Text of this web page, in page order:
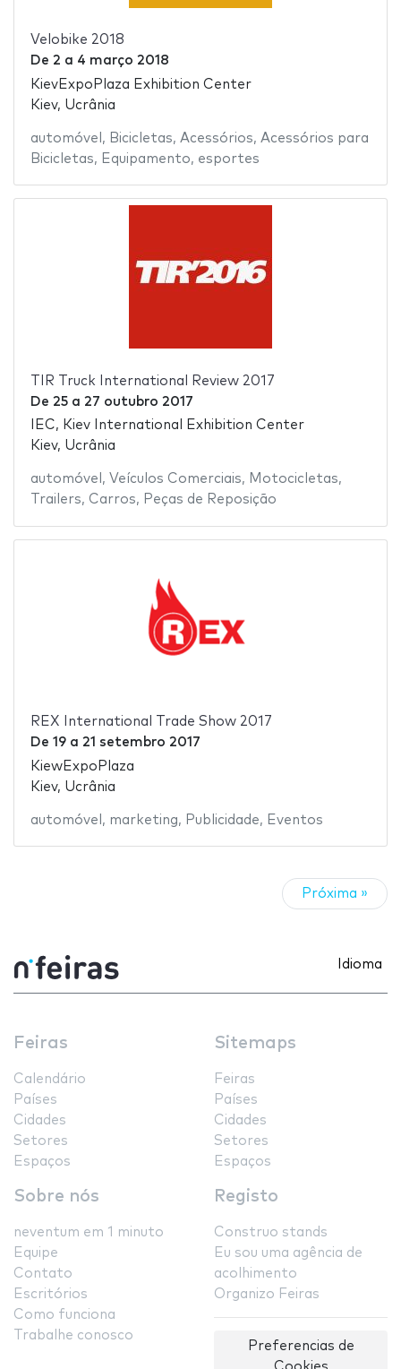
Velobike 2018
De 2 a 4 março 2018
KievExpoPlaza Exhibition Center
Kiev, Ucrânia
automóvel , Bicicletas, Acessórios, Acessórios para
Bicicletas, Equipamento, esportes
TIR Truck International Review 2017
De 25a 27 outubro 2017
IEC, Kiev International Exhibition Center
Kiev, Ucrânia
automóvel , Veículos Comerciais, Motocicletas,
Trailers, Carros, Peças de Reposição
REX International Trade Show 2017
De 19a 21 setembro 2017
KiewExpoPlaza
Kiev, Ucrânia
automóvel , marketing, Publicidade, Eventos
Próxima »
Idioma
Feiras
Calendário
Países
Cidades
Setores
Espaços
Sitemaps
Feiras
Países
Cidades
Setores
Espaços
Sobre nós
neventum em 1 minuto
Equipe
Contato
Escritórios
Como funciona
Trabalhe conosco
Registo
Construo stands
Eu sou uma agência de
acolhimento
Organizo Feiras
Preferencias de